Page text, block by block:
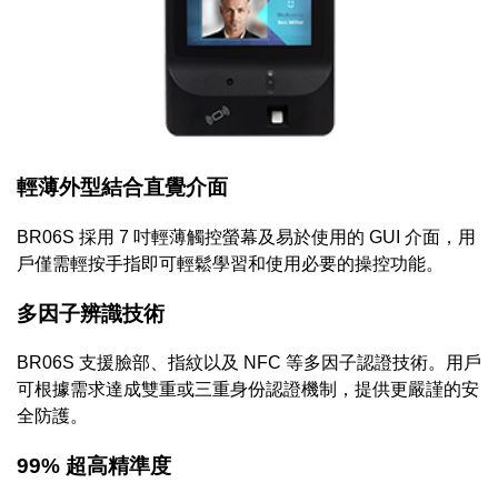
輕薄外型結合直覺介面
BR06S 採用 7 吋輕薄觸控螢幕及易於使用的 GUI 介面，用
戶僅需輕按手指即可輕鬆學習和使用必要的操控功能。
多因子辨識技術
BR06S 支援臉部、指紋以及 NFC 等多因子認證技術。用戶
可根據需求達成雙重或三重身份認證機制，提供更嚴謹的安
全防護。
99% 超高精準度